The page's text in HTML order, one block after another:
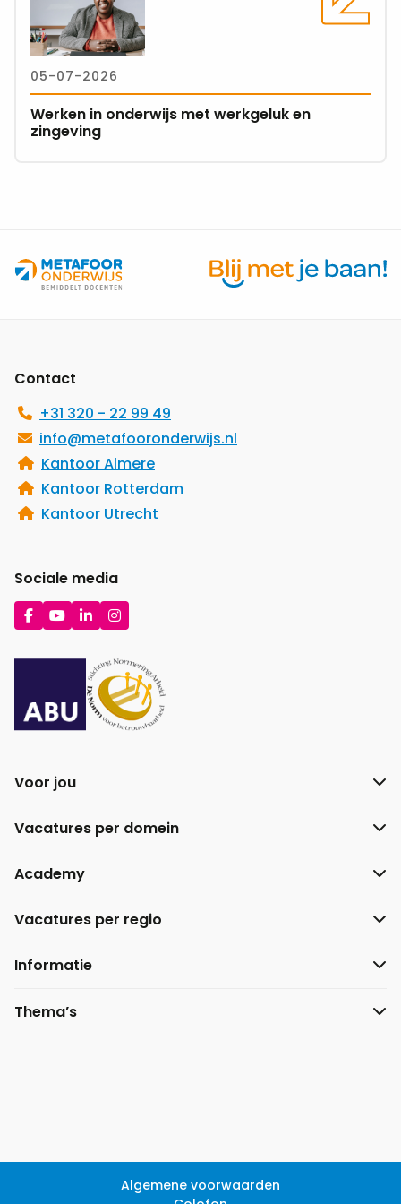
05-07-2026
Werken in onderwijs met werkgeluk en
zingeving
Werken
onderwijs
met
werkgeluk
en
Contact
+31 320 - 22 99 49
info@metafooronderwijs.nl
Kantoor Almere
Kantoor Rotterdam
Kantoor Utrecht
Sociale media
Ga
naar
Ga
naar
Ga
naar
Ga
naar
Voor jou
Vacatures per domein
Academy
Vacatures per regio
Informatie
Thema’s
Algemene voorwaarden